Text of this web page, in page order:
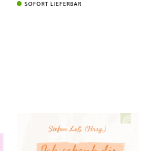
SOFORT LIEFERBAR